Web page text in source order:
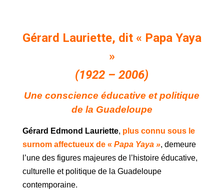
Gérard Lauriette, dit « Papa Yaya
»
(1922 – 2006)
Une conscience éducative et politique
de la Guadeloupe
Gérard Edmond Lauriette, plus connu sous le
surnom affectueux de « Papa Yaya », demeure
l’une des figures majeures de l’histoire éducative,
culturelle et politique de la Guadeloupe
contemporaine.